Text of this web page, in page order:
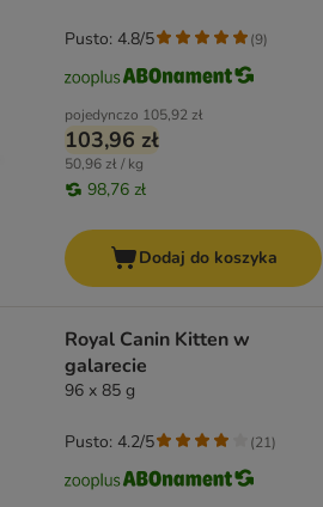
pojedynczo 105,92 zł
103,96 zł
50,96 zł / kg
98,76 zł
Pusto: 4.8/5 (9)
Dodaj do koszyka
Royal Canin Kitten w
galarecie
96 x 85 g
Pusto: 4.2/5 (21)